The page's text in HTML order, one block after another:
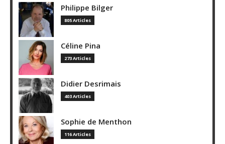
Philippe Bilger
805 Articles
Céline Pina
273 Articles
Didier Desrimais
403 Articles
Sophie de Menthon
116 Articles